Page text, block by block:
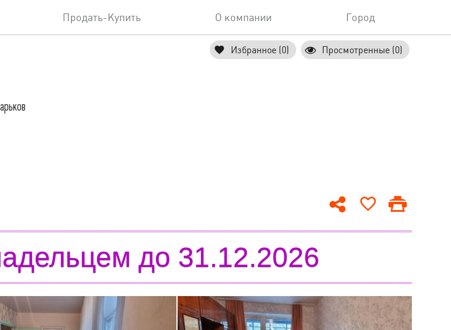
Продать-Купить О компании Город
Избранное (0) Просмотренные (0)
до 31.12.2026